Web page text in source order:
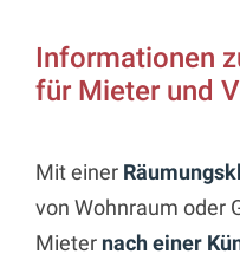
Informationen
für Mieter und
Mit einer
von Wohnraum oder
Mieter nach einer